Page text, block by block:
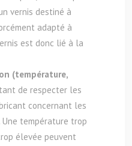
vernis destiné à
adapté à
est donc lié à la
(température,
de respecter les
concernant les
Une température trop
élevée peuvent